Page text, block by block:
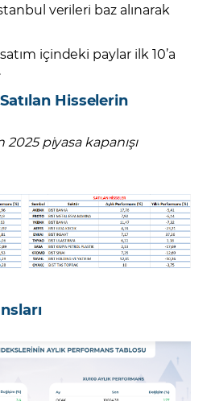
verileri baz alınarak
içindeki paylar ilk 10’a
Hisselerin
2025 piyasa kapanışı